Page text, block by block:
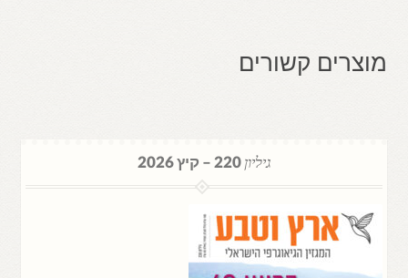
מוצרים קשורים
גיליון220 – קיץ 2026